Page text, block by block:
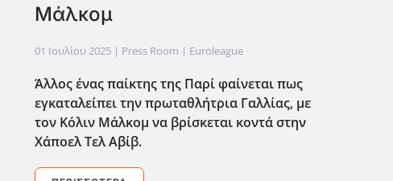
Μάλκομ
01 Ιουλίου 2025| Press Room | Euroleague
Άλλος ένας παίκτης της Παρί φαίνεται πως
εγκαταλείπει την πρωταθλήτρια Γαλλίας, με
τον Κόλιν Μάλκομ να βρίσκεται κοντά στην
Χάποελ Τελ Αβίβ.